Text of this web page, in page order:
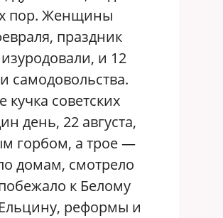
пор. Женщины
праздник
и 12
самодовольства.
советских
день, 22 августа,
горбом, а трое —
домам, смотрело
к Белому
реформы и